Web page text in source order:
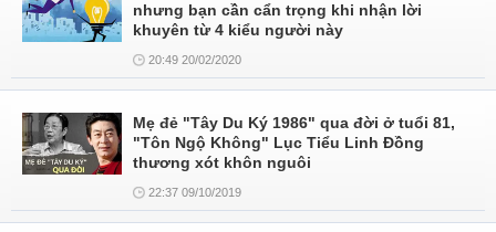
nhưng bạn cần cẩn trọng khi nhận lời
khuyên từ 4 kiểu người này
20:49 20/02/2020
Mẹ đẻ "Tây Du Ký 1986" qua đời ở tuổi 81,
"Tôn Ngộ Không" Lục Tiểu Linh Đồng
thương xót khôn nguôi
22:37 09/10/2019